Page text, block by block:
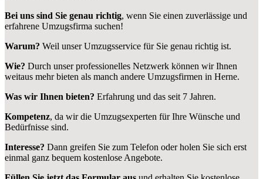
Bei uns sind Sie genau richtig, wenn Sie einen zuverlässige und
erfahrene Umzugsfirma suchen!
Warum? Weil unser Umzugsservice für Sie genau richtig ist.
Wie? Durch unser professionelles Netzwerk können wir Ihnen
weitaus mehr bieten als manch andere Umzugsfirmen in Herne.
Was wir Ihnen bieten? Erfahrung und das seit 7 Jahren.
Kompetenz, da wir die Umzugsexperten für Ihre Wünsche und
Bedürfnisse sind.
Interesse? Dann greifen Sie zum Telefon oder holen Sie sich erst
einmal ganz bequem kostenlose Angebote.